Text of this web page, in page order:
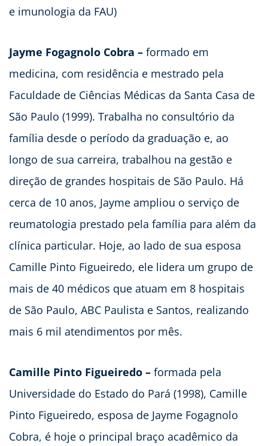
e imunologia da FAU)
Jayme Fogagnolo Cobra – formado em
medicina, com residência e mestrado pela
Faculdade de Ciências Médicas da Santa Casa de
São Paulo (1999). Trabalha no consultório da
família desde o período da graduação e, ao
longo de sua carreira, trabalhou na gestão e
direção de grandes hospitais de São Paulo. Há
cerca de 10 anos, Jayme ampliou o serviço de
reumatologia prestado pela família para além da
clínica particular. Hoje, ao lado de sua esposa
Camille Pinto Figueiredo, ele lidera um grupo de
mais de 40 médicos que atuam em 8 hospitais
de São Paulo, ABC Paulista e Santos, realizando
mais 6 mil atendimentos por mês.
Camille Pinto Figueiredo – formada pela
Universidade do Estado do Pará (1998), Camille
Pinto Figueiredo, esposa de Jayme Fogagnolo
Cobra, é hoje o principal braço acadêmico da